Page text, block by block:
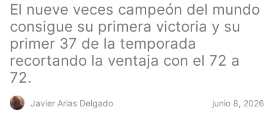
El nueve veces campeón del mundo
consigue su primera victoria y su
primer 37 de la temporada
recortando la ventaja con el 72 a
72.
Javier Arias Delgado junio 8, 2026